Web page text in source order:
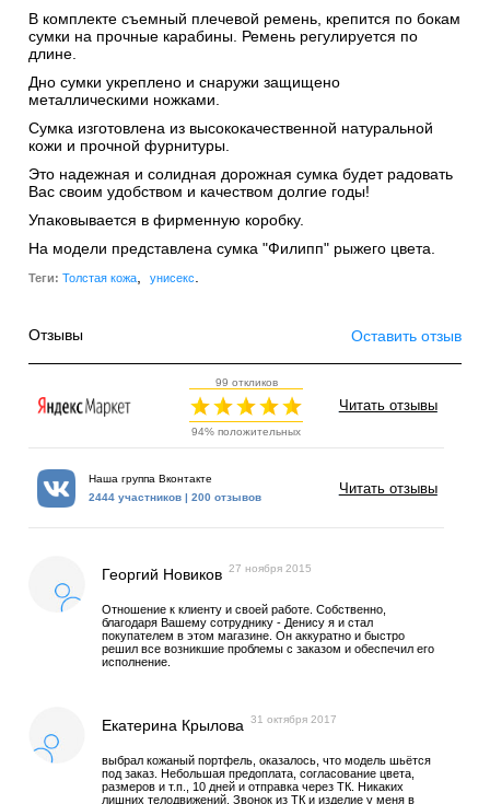
В комплекте съемный плечевой ремень, крепится по бокам
сумки на прочные карабины. Ремень регулируется по
длине.
Дно сумки укреплено и снаружи защищено
металлическими ножками.
Сумка изготовлена из высококачественной натуральной
кожи и прочной фурнитуры.
Это надежная и солидная дорожная сумка будет радовать
Вас своим удобством и качеством долгие годы!
Упаковывается в фирменную коробку.
На модели представлена сумка "Филипп" рыжего цвета.
Теги: Толстая кожа унисекс
Отзывы Оставить отзыв
99 откликов
94% положительных
Читать отзывы
Наша группа Вконтакте
2444 участников | 200 отзывов
Читать отзывы
Георгий Новиков 27 ноября 2015
Отношение к клиенту и своей работе. Собственно,
благодаря Вашему сотруднику - Денису я и стал
покупателем в этом магазине. Он аккуратно и быстро
решил все возникшие проблемы с заказом и обеспечил его
исполнение.
Екатерина Крылова 31 октября 2017
выбрал кожаный портфель, оказалось, что модель шьётся
под заказ. Небольшая предоплата, согласование цвета,
размеров и т.п., 10 дней и отправка через ТК. Никаких
лишних телодвижений. Звонок из ТК и изделие у меня в